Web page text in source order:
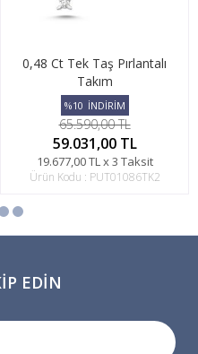
0,48 Ct Tek Taş Pırlantalı
Takım
%10 İNDİRİM
65.590,00 TL
59.031,00 TL
19.677,00 TL x 3 Taksit
Ürün Kodu : PUT01086TK2
EDIN